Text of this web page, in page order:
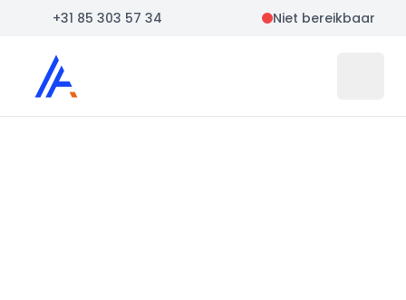
+31 85 303 57 34 Niet bereikbaar
Auto Atlas